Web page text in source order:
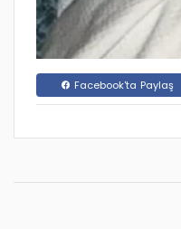
Facebook'ta Paylaş